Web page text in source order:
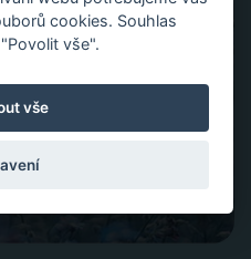
cookies. Souhlas
vše".
vše